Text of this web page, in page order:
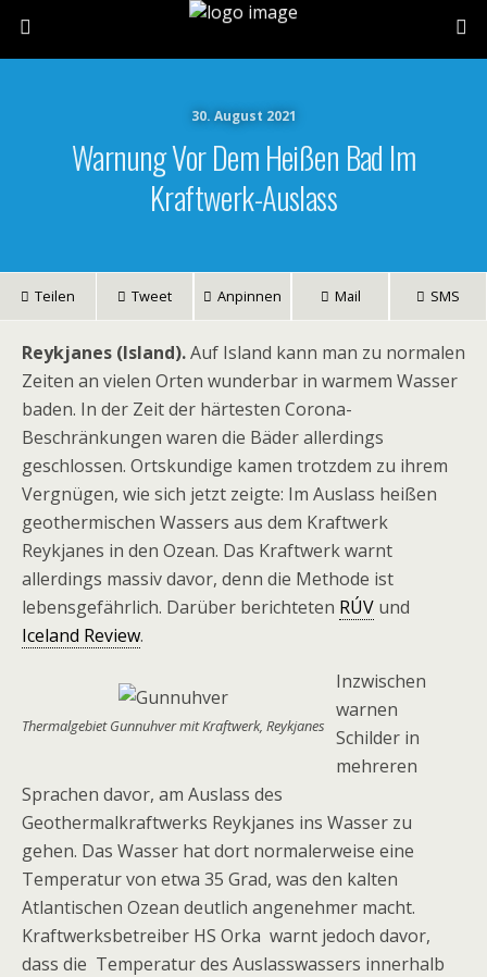
30. August 2021
Warnung Vor Dem Heißen Bad Im
Kraftwerk-Auslass
Teilen Tweet Anpinnen Mail SMS
Reykjanes (Island).Auf Island kann man zu normalen
Zeiten an vielen Orten wunderbar in warmem Wasser
baden. In der Zeit der härtesten Corona-
Beschränkungen waren die Bäder allerdings
geschlossen. Ortskundige kamen trotzdem zu ihrem
Vergnügen, wie sich jetzt zeigte: Im Auslass heißen
geothermischen Wassers aus dem Kraftwerk
Reykjanes in den Ozean. Das Kraftwerk warnt
allerdings massiv davor, denn die Methode ist
lebensgefährlich. Darüber berichteten RÚV und
Iceland Review.
Thermalgebiet Gunnuhver mit Kraftwerk, Reykjanes
Inzwischen
warnen
Schilder in
mehreren
Sprachen davor, am Auslass des
Geothermalkraftwerks Reykjanes ins Wasser zu
gehen. Das Wasser hat dort normalerweise eine
Temperatur von etwa 35 Grad, was den kalten
Atlantischen Ozean deutlich angenehmer macht.
Kraftwerksbetreiber HS Orka warnt jedoch davor,
dass die Temperatur des Auslasswassers innerhalb